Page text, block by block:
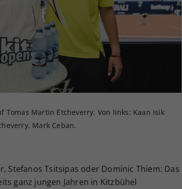
Martin Etcheverry. Von links: Kaan Isik
Mark Ceban.
Stefanos Tsitsipas oder Dominic Thiem: Das
ganz jungen Jahren in Kitzbühel
Ihrer vorgenommen Einstellungen, falls der
Webseiten-Betreiber dies eingestellt hat.